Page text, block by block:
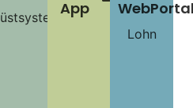
App
Lohn